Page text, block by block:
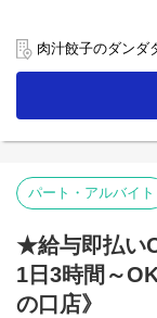
慣れるまでしっかり
【ホール】
「何もつけないで
まずはそのままお
「肉汁焼餃子」を
★ランチタイムは主
中！
【キッチン】
未経験者にも無理
人気の「肉汁焼餃
肉汁餃子のダンダ
パート・アルバイト
★給与即払い
1日3時間～
の口店》